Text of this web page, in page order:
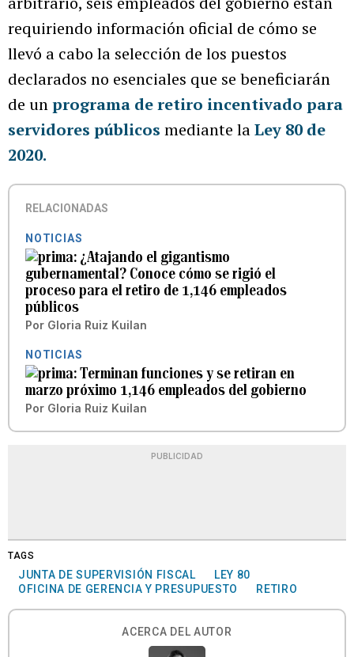
requiriendo información oficial de cómo se
llevó a cabo la selección de los puestos
declarados no esenciales que se beneficiarán
de unprograma de retiro incentivado para
servidores públicos mediante laLey 80 de
2020.
RELACIONADAS
NOTICIAS
¿Atajando el gigantismo
gubernamental? Conoce cómo se rigió el
proceso para el retiro de 1,146 empleados
públicos
Por Gloria Ruiz Kuilan
NOTICIAS
Terminan funciones y se retiran en
marzo próximo 1,146 empleados del gobierno
Por Gloria Ruiz Kuilan
PUBLICIDAD
TAGS
JUNTA DE SUPERVISIÓN FISCAL
LEY 80
OFICINA DE GERENCIA Y PRESUPUESTO
RETIRO
ACERCA DEL AUTOR